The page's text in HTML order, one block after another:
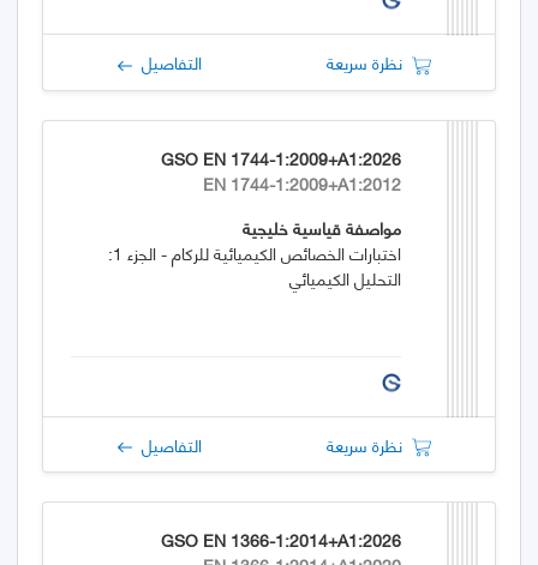
نظرة سريعة التفاصيل
GSO EN 1744-1:2009+A1:2026
EN 1744-1:2009+A1:2012
مواصفة قياسية خليجية
اختبارات الخصائص الكيميائية للركام - الجزء 1:
التحليل الكيميائي
نظرة سريعة التفاصيل
GSO EN 1366-1:2014+A1:2026